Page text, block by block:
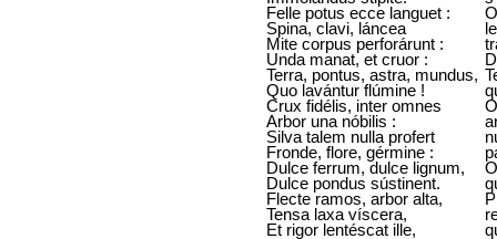
Felle potus ecce languet :
Spina, clavi, láncea
Mite corpus perforárunt :
Unda manat, et cruor :
Terra, pontus, astra, mundus,
Quo lavántur flúmine !
Crux fidélis, inter omnes
Arbor una nóbilis :
Silva talem nulla profert
Fronde, flore, gérmine :
Dulce ferrum, dulce lignum,
Dulce pondus sústinent.
Flecte ramos, arbor alta,
Tensa laxa víscera,
Et rigor lentéscat ille,